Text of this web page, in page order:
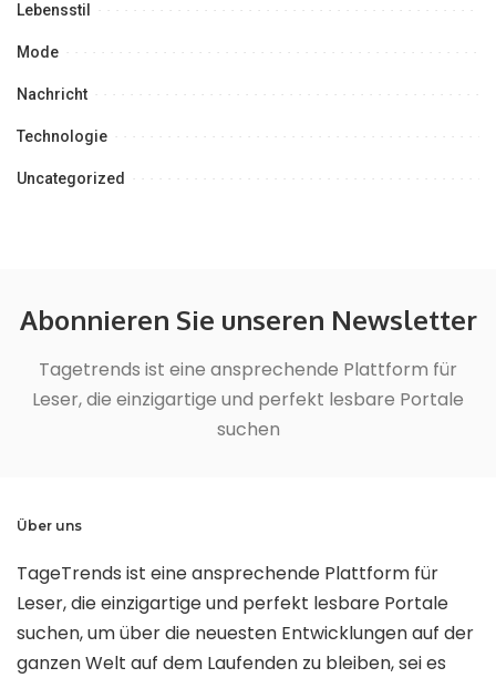
Lebensstil
Mode
Nachricht
Technologie
Uncategorized
Abonnieren Sie unseren Newsletter
Tagetrends ist eine ansprechende Plattform für
Leser, die einzigartige und perfekt lesbare Portale
suchen
Über uns
TageTrends ist eine ansprechende Plattform für
Leser, die einzigartige und perfekt lesbare Portale
suchen, um über die neuesten Entwicklungen auf der
ganzen Welt auf dem Laufenden zu bleiben, sei es